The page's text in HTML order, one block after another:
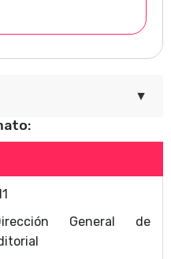
▼
para su tallado
General de